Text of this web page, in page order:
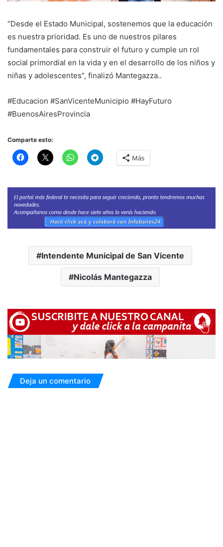
“Desde el Estado Municipal, sostenemos que la educación
es nuestra prioridad. Es uno de nuestros pilares
fundamentales para construir el futuro y cumple un rol
social primordial en la vida y en el desarrollo de los niños y
niñas y adolescentes”, finalizó Mantegazza..
#Educacion #SanVicenteMunicipio #HayFuturo
#BuenosAiresProvincia
Comparte esto:
Más
Intendente Municipal de San Vicente
Nicolás Mantegazza
Deja un comentario